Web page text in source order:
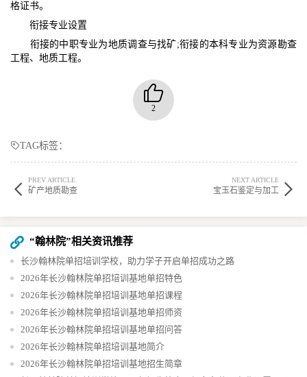
格证书。​
衔接专业设置​
衔接的中职专业为地质调查与找矿;衔接的本科专业为资源勘查
工程、地质工程。​
2
TAG标签：
PREV ARTICLE
矿产地质勘查
NEXT ARTICLE
宝玉石鉴定与加工
“翰林院”相关资讯推荐
长沙翰林院单招培训学校，助力学子开启单招成功之路
2026年长沙翰林院单招培训基地单招特色
2026年长沙翰林院单招培训基地单招课程
2026年长沙翰林院单招培训基地单招师资
2026年长沙翰林院单招培训基地单招问答
2026年长沙翰林院单招培训基地简介
2026年长沙翰林院单招培训基地招生简章